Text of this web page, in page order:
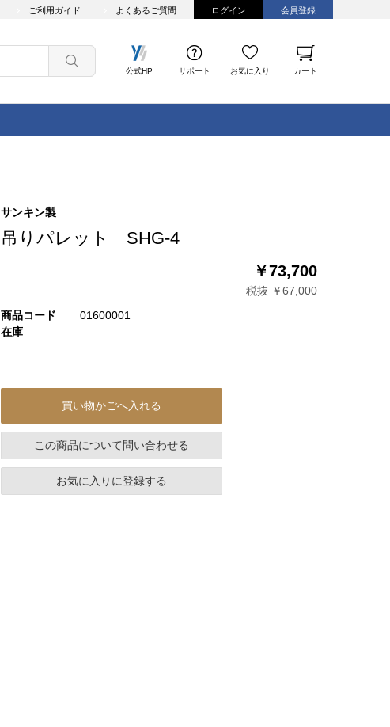
ご利用ガイド よくあるご質問 ログイン 会員登録
公式HP サポート お気に入り カート
サンキン製
吊りパレット SHG-4
￥73,700
税抜 ￥67,000
商品コード
01600001
在庫
買い物かごへ入れる
この商品について問い合わせる
お気に入りに登録する